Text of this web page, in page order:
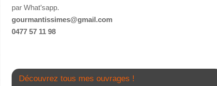
par What’sapp.
gourmantissimes@gmail.com
0477 57 11 98
Découvrez tous mes ouvrages !